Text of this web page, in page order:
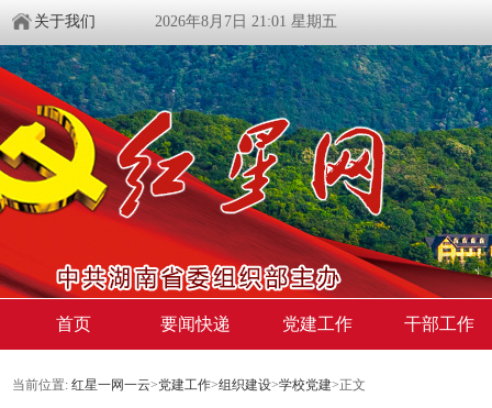
关于我们 2026年8月7日 21:01 星期五
首页 要闻快递 党建工作 干部工作
当前位置: 红星一网一云>党建工作>组织建设>学校党建>正文